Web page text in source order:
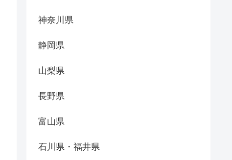
神奈川県
静岡県
山梨県
長野県
富山県
石川県・福井県